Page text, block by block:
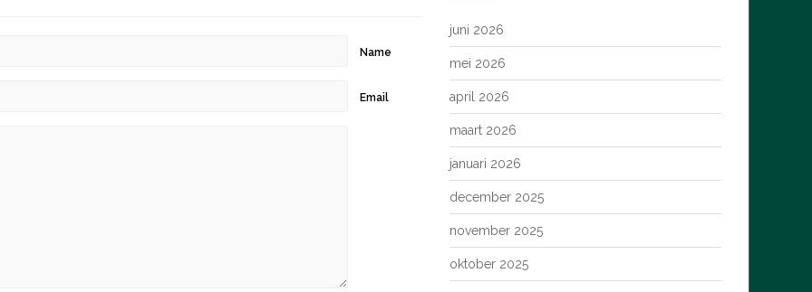
Name
Email
juni 2026
mei 2026
april 2026
maart 2026
januari 2026
december 2025
november 2025
oktober 2025